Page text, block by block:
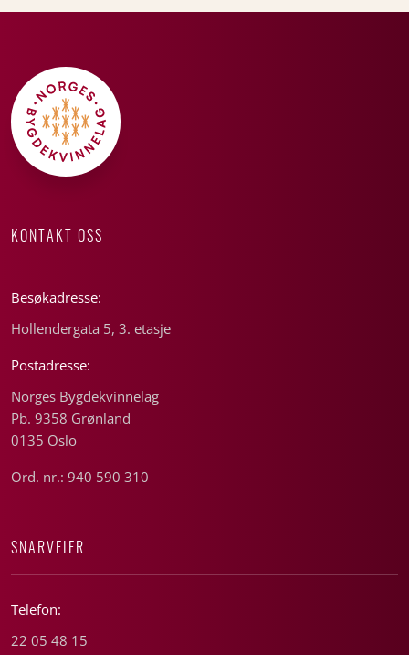
KONTAKT OSS
Besøkadresse:
Hollendergata 5, 3. etasje
Postadresse:
Norges Bygdekvinnelag
Pb. 9358 Grønland
0135 Oslo
Ord. nr.: 940 590 310
SNARVEIER
Telefon:
22 05 48 15